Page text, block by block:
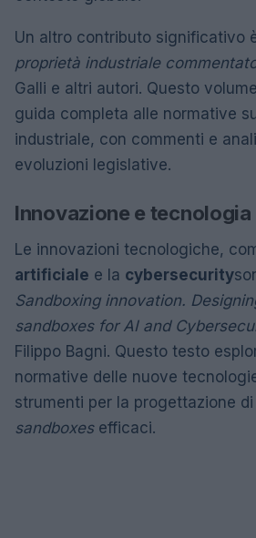
Un altro contributo significativo
proprietà industriale
Galli e altri autori. Questo
guida completa alle normative
industriale, con commenti e
evoluzioni legislative.
Innovazione e tecnologia
Le innovazioni tecnologiche,
artificiale e la cybersecurity
Sandboxing innovation.
sandboxes for AI and
Filippo Bagni. Questo testo
normative delle nuove
strumenti per la progettazione di
sandboxesefficaci.